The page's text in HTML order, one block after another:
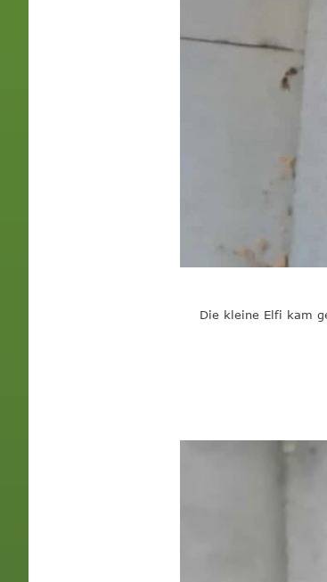
Die kleine Elfi kam